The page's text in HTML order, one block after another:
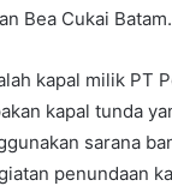
Bea Cukai Batam.
kapal milik PT
kapal tunda
sarana
penundaan